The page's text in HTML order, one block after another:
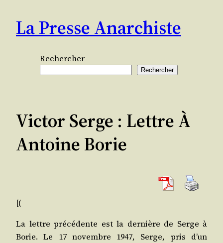
contenu
La Presse Anarchiste
Rechercher
Rechercher
Victor Serge : Lettre À
Antoine Borie
[(
La lettre pré­cé­dente est la der­nière de Serge à
Borie. Le 17 novembre 1947, Serge, pris d’un